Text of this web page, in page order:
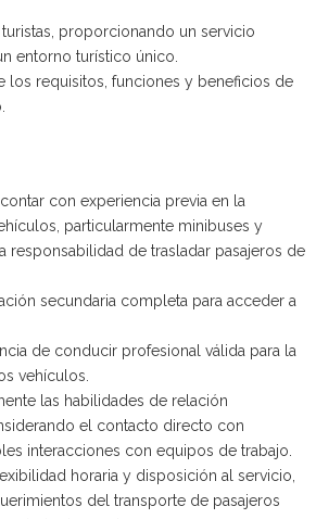
proporcionando un servicio
entorno turístico único.
los requisitos, funciones y beneficios de
con experiencia previa en la
particularmente minibuses y
responsabilidad de trasladar pasajeros de
secundaria completa para acceder a
de conducir profesional válida para la
vehículos.
las habilidades de relación
el contacto directo con
interacciones con equipos de trabajo.
horaria y disposición al servicio,
del transporte de pasajeros